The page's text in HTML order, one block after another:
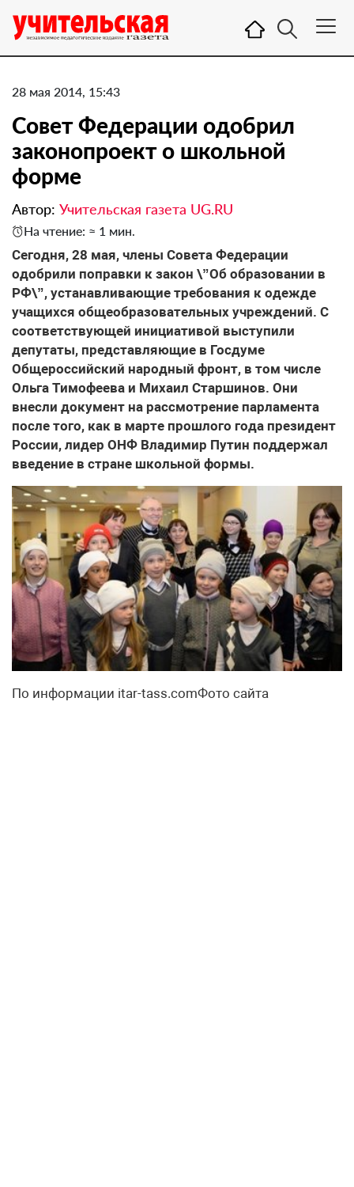
28 мая 2014, 15:43
Совет Федерации одобрил
законопроект о школьной
форме
Автор: Учительская газета UG.RU
На чтение: ≈ 1 мин.
Сегодня, 28 мая, члены Совета Федерации
одобрили поправки к закон \”Об образовании в
РФ\”, устанавливающие требования к одежде
учащихся общеобразовательных учреждений. С
соответствующей инициативой выступили
депутаты, представляющие в Госдуме
Общероссийский народный фронт, в том числе
Ольга Тимофеева и Михаил Старшинов. Они
внесли документ на рассмотрение парламента
после того, как в марте прошлого года президент
России, лидер ОНФ Владимир Путин поддержал
введение в стране школьной формы.
По информации itar-tass.comФото сайта